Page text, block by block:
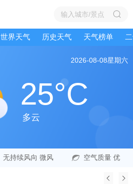
世界天气 历史天气 天气榜单
2026-08-08星期六
25°C
多云
无持续风向 微风 空气质量 优